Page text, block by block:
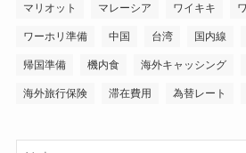
マリオット マレーシア ワイキキ
ワーホリ準備 中国 台湾 国内線
帰国準備 機内食 海外キャッシング
海外旅行保険 滞在費用 為替レート